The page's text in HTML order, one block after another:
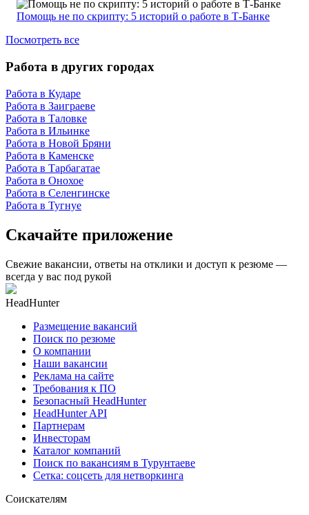
Помощь не по скрипту: 5 историй о работе в Т-Банке
Посмотреть все
Работа в других городах
Работа в Кударе
Работа в Заиграеве
Работа в Таловке
Работа в Ильинке
Работа в Новой Бряни
Работа в Каменске
Работа в Тарбагатае
Работа в Онохое
Работа в Селенгинске
Работа в Тугнуе
Скачайте приложение
Свежие вакансии, ответы на отклики и доступ к резюме —
всегда у вас под рукой
HeadHunter
Размещение вакансий
Поиск по резюме
О компании
Наши вакансии
Реклама на сайте
Требования к ПО
Безопасный HeadHunter
HeadHunter API
Партнерам
Инвесторам
Каталог компаний
Поиск по вакансиям в Турунтаеве
Сетка: соцсеть для нетворкинга
Соискателям